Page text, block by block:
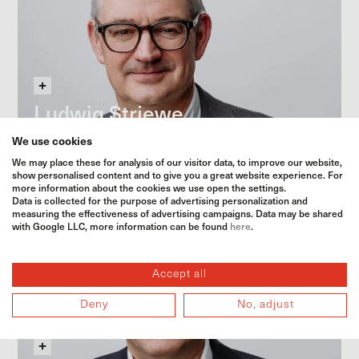
Deutschland
Öko-Betriebsmittel
Agrarkunststoffe
Marketing
AgrarOnline
Österreich
Ludwig Striewe
Land­wirtschaftliche Erzeugnisse
Öko & Spezial­druschfrüchte
Kommunikation
We use cookies
We may place these for analysis of our visitor data, to improve our website,
show personalised content and to give you a great website experience. For
more information about the cookies we use open the settings.
Data is collected for the purpose of advertising personalization and
measuring the effectiveness of advertising campaigns. Data may be shared
with Google LLC, more information can be found here.
Accept all
Deny No, adjust